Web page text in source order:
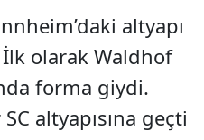
altyapı
İlk olarak Waldhof
forma giydi.
altyapısına geçti